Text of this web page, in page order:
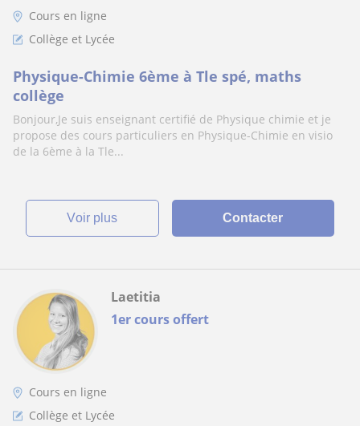
Cours en ligne
Collège et Lycée
Physique-Chimie 6ème à Tle spé, maths
collège
Bonjour,Je suis enseignant certifié de Physique chimie et je
propose des cours particuliers en Physique-Chimie en visio
de la 6ème à la Tle...
voir plus Contacter
1er cours offert
Laetitia
Cours en ligne
Collège et Lycée